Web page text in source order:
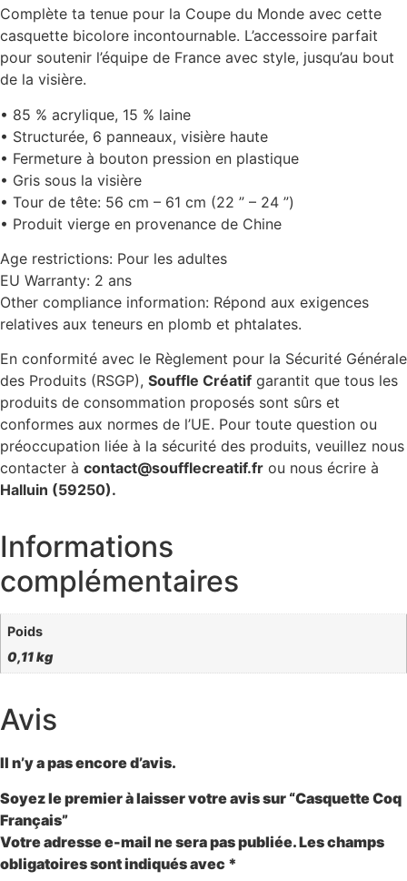
Complète ta tenue pour la Coupe du Monde avec cette
casquette bicolore incontournable. L’accessoire parfait
pour soutenir l’équipe de France avec style, jusqu’au bout
de la visière.
• 85 % acrylique, 15 % laine
• Structurée, 6 panneaux, visière haute
• Fermeture à bouton pression en plastique
• Gris sous la visière
• Tour de tête: 56 cm – 61 cm (22 ” – 24 ”)
• Produit vierge en provenance de Chine
Age restrictions: Pour les adultes
EU Warranty: 2 ans
Other compliance information: Répond aux exigences
relatives aux teneurs en plomb et phtalates.
En conformité avec le Règlement pour la Sécurité Générale
des Produits (RSGP), Souffle Créatif garantit que tous les
produits de consommation proposés sont sûrs et
conformes aux normes de l’UE. Pour toute question ou
préoccupation liée à la sécurité des produits, veuillez nous
contacter à contact@soufflecreatif.fr ou nous écrire à
Halluin (59250).
Informations
complémentaires
Poids
0,11 kg
Avis
Il n’y a pas encore d’avis.
Soyez le premier à laisser votre avis sur “Casquette Coq
Français”
Votre adresse e-mail ne sera pas publiée.Les champs
obligatoires sont indiqués avec *